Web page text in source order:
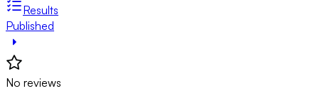
Results
Published
No reviews